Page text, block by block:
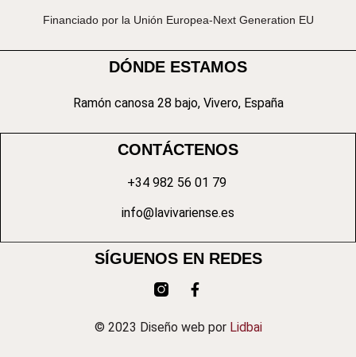
Financiado por la Unión Europea-Next Generation EU
DÓNDE ESTAMOS
Ramón canosa 28 bajo, Vivero, España
CONTÁCTENOS
+34 982 56 01 79
info@lavivariense.es
SÍGUENOS EN REDES
© 2023 Diseño web por Lidbai